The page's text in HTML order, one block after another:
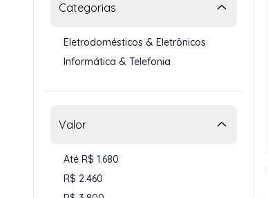
Categorias
Eletrodomésticos & Eletrônicos
Informática & Telefonia
Valor
Até R$ 1.680
R$ 2.460